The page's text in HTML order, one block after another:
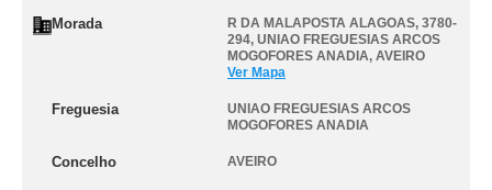
Morada
R DA MALAPOSTA ALAGOAS, 3780-
294, UNIAO FREGUESIAS ARCOS
MOGOFORES ANADIA, AVEIRO
Ver Mapa
Freguesia
UNIAO FREGUESIAS ARCOS
MOGOFORES ANADIA
Concelho AVEIRO